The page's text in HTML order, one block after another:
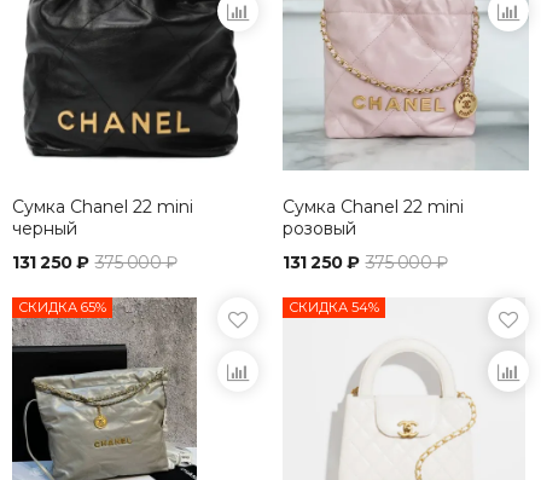
Сумка Chanel 22 mini
черный
131 250 ₽ 375 000 ₽
Сумка Chanel 22 mini
розовый
131 250 ₽ 375 000 ₽
СКИДКА 65% СКИДКА 54%